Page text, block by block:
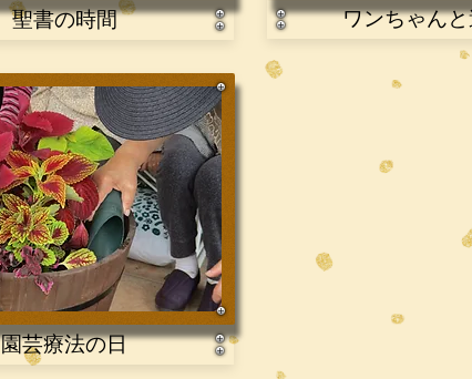
聖書の時間 ワンちゃん
園芸療法の日